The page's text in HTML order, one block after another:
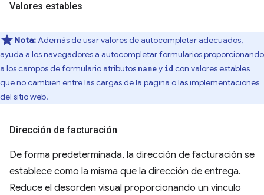
Valores estables
Nota:Además de usar valores de autocompletar adecuados,
ayuda a los navegadores a autocompletar formularios proporcionando
a los campos de formulario atributos namey id con valores estables
que no cambien entre las cargas de la página o las implementaciones
del sitio web.
Dirección de facturación
De forma predeterminada, la dirección de facturación se
establece como la misma que la dirección de entrega.
Reduce el desorden visual proporcionando un vínculo